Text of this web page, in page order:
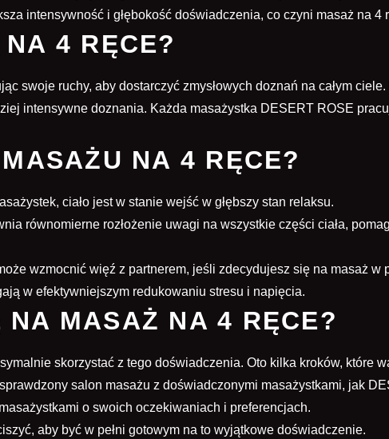
intensywność i głębokość doświadczenia, co czyni masaż na
4 RĘCE?
swoje ruchy, aby dostarczyć zmysłowych doznań na całym
intensywne doznania. Każda masażystka DESERT ROSE
NA 4 RĘCE?
ciało jest w stanie wejść w głębszy stan relaksu.
równomierne rozłożenie uwagi na wszystkie części ciała,
wzmocnić więź z partnerem, jeśli zdecydujesz się na masaż w
w efektywniejszym redukowaniu stresu i napięcia.
MASAŻ NA 4 RĘCE?
skorzystać z tego doświadczenia. Oto kilka kroków, które
salon masażu z doświadczonymi masażystkami, jak
o swoich oczekiwaniach i preferencjach.
aby być w pełni gotowym na to wyjątkowe doświadczenie.